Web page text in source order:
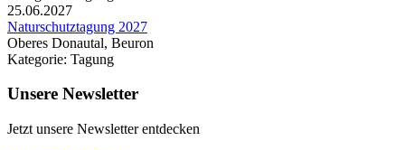
25.06.2027
Naturschutztagung 2027
Oberes Donautal, Beuron
Kategorie: Tagung
Unsere Newsletter
Jetzt unsere Newsletter entdecken